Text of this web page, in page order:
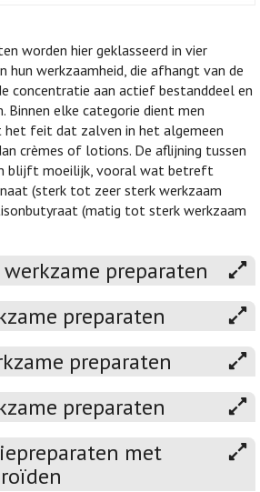
worden hier geklasseerd in vier
hun werkzaamheid, die afhangt van de
concentratie aan actief bestanddeel en
Binnen elke categorie dient men
het feit dat zalven in het algemeen
crèmes of lotions. De aflijning tussen
blijft moeilijk, vooral wat betreft
(sterk tot zeer sterk werkzaam
(matig tot sterk werkzaam
werkzame preparaten
preparaten
preparaten
preparaten
met